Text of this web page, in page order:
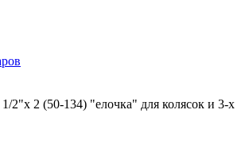
2"х 2 (50-134) "елочка" для колясок и 3-х